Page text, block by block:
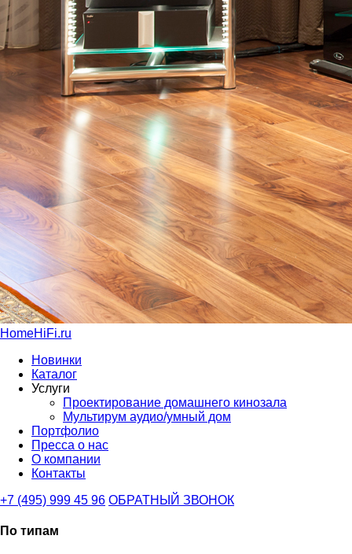
HomeHiFi.ru
Новинки
Каталог
Услуги
Проектирование домашнего кинозала
Мультирум аудио/умный дом
Портфолио
Пресса о нас
О компании
Контакты
+7 (495) 999 45 96 ОБРАТНЫЙ ЗВОНОК
По типам